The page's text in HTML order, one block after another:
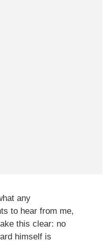
any
to hear from me,
this clear: no
himself is